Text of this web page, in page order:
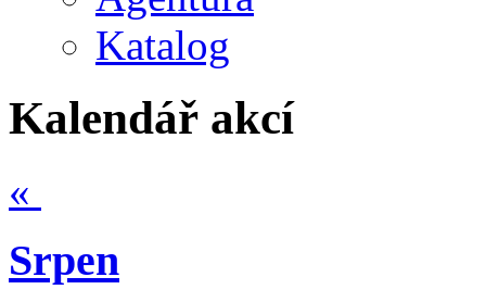
Katalog
Kalendář akcí
«
Srpen